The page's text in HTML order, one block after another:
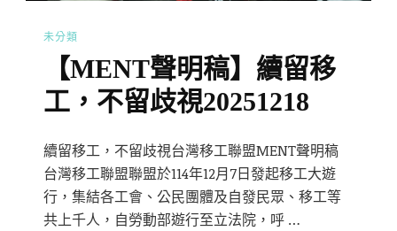
未分類
【MENT聲明稿】續留移
工，不留歧視20251218
續留移工，不留歧視台灣移工聯盟MENT聲明稿
台灣移工聯盟聯盟於114年12月7日發起移工大遊
行，集結各工會、公民團體及自發民眾、移工等
共上千人，自勞動部遊行至立法院，呼 …